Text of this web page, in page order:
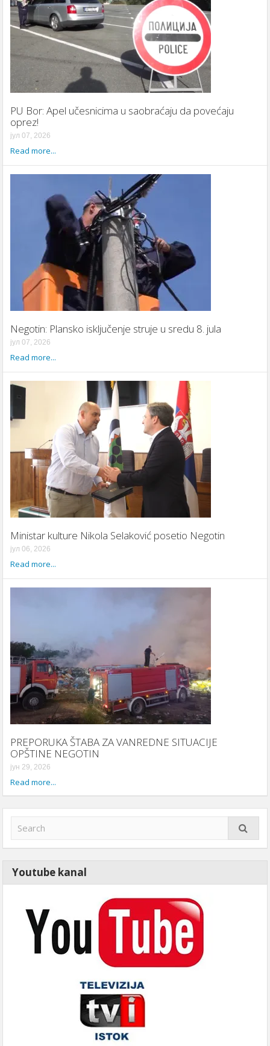
PU Bor: Apel učesnicima u saobraćaju da povećaju
oprez!
јул 07, 2026
Read more...
Negotin: Plansko isključenje struje u sredu 8. jula
јул 07, 2026
Read more...
Ministar kulture Nikola Selaković posetio Negotin
јул 06, 2026
Read more...
PREPORUKA ŠTABA ZA VANREDNE SITUACIJE
OPŠTINE NEGOTIN
јун 29, 2026
Read more...
Youtube kanal